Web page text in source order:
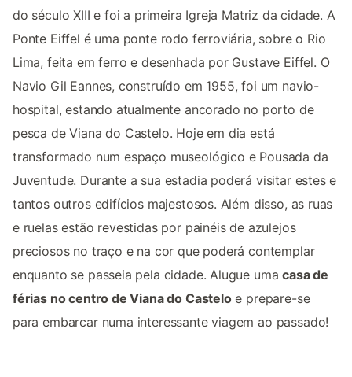
do século XIII e foi a primeira Igreja Matriz da cidade. A
Ponte Eiffel é uma ponte rodo ferroviária, sobre o Rio
Lima, feita em ferro e desenhada por Gustave Eiffel. O
Navio Gil Eannes, construído em 1955, foi um navio-
hospital, estando atualmente ancorado no porto de
pesca de Viana do Castelo. Hoje em dia está
transformado num espaço museológico e Pousada da
Juventude. Durante a sua estadia poderá visitar estes e
tantos outros edifícios majestosos. Além disso, as ruas
e ruelas estão revestidas por painéis de azulejos
preciosos no traço e na cor que poderá contemplar
enquanto se passeia pela cidade. Alugue umacasa de
férias no centro de Viana do Casteloe prepare-se
para embarcar numa interessante viagem ao passado!